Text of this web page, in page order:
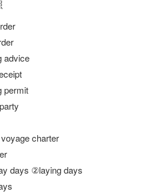
advice
permit
charter
days ②laying days